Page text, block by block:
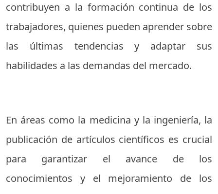
contribuyen a la formación continua de los
trabajadores, quienes pueden aprender sobre
las últimas tendencias y adaptar sus
habilidades a las demandas del mercado.
En áreas como la medicina y la ingeniería, la
publicación de artículos científicos es crucial
para garantizar el avance de los
conocimientos y el mejoramiento de los